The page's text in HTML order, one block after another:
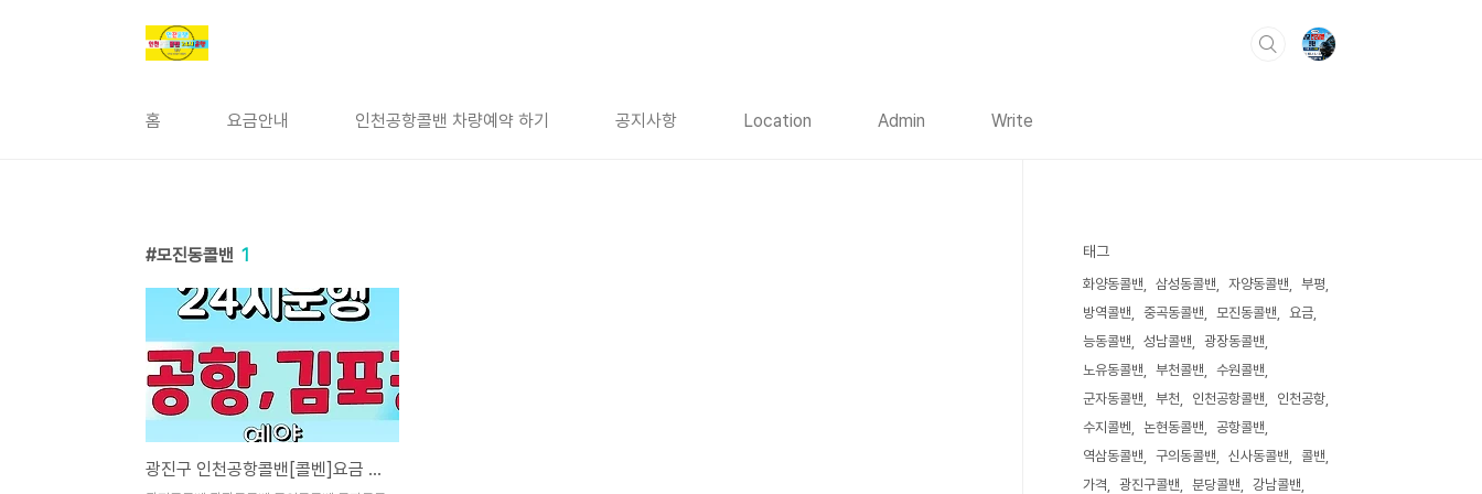
홈 요금안내 인천공항콜밴 차량예약 하기 공지사항 Location Admin Write
모진동콜밴 1
광진구 인천공항콜밴[콜벤]요금 가격 비용
태그
화양동콜밴 삼성동콜밴 자양동콜밴
부평
방역콜밴
중곡동콜밴 모진동콜밴
요금
능동콜밴
성남콜밴
광장동콜밴
노유동콜밴
부천콜밴
수원콜밴
군자동콜밴
부천 인천공항콜밴
인천공항
수지콜벤
논현동콜밴
공항콜밴
역삼동콜밴
구의동콜밴 신사동콜밴
콜밴
가격
광진구콜밴 분당콜밴 강남콜밴